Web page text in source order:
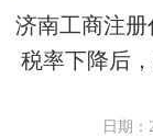
济南工商注
税率下降后
日期